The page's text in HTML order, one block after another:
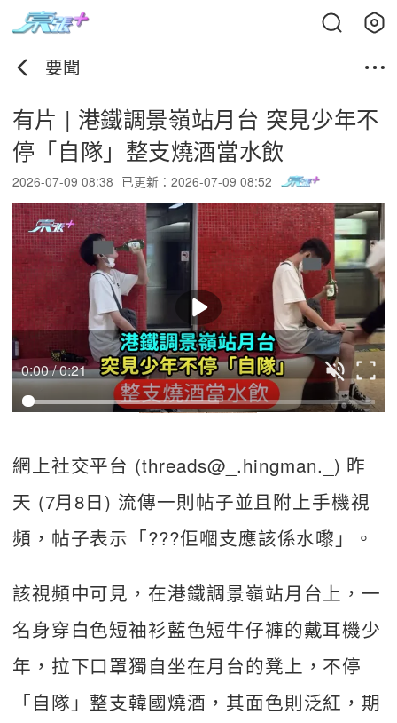
要聞
有片 | 港鐵調景嶺站月台 突見少年不
停「自隊」整支燒酒當水飲
2026-07-09 08:38 已更新：2026-07-09 08:52
0:00 / 0:21
網上社交平台 (threads@_.hingman._) 昨
天 (7月8日) 流傳一則帖子並且附上手機視
頻，帖子表示「???佢嗰支應該係水嚟」。
該視頻中可見，在港鐵調景嶺站月台上，一
名身穿白色短袖衫藍色短牛仔褲的戴耳機少
年，拉下口罩獨自坐在月台的凳上，不停
「自隊」整支韓國燒酒，其面色則泛紅，期